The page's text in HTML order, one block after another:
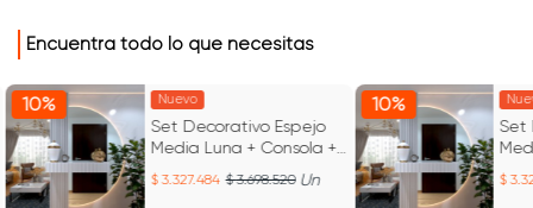
Encuentra todo lo que necesitas
10% Nuevo
Set Decorativo Espejo
Media Luna + Consola +
Listones
3.327.484 3.698.520 Un
10%
Set